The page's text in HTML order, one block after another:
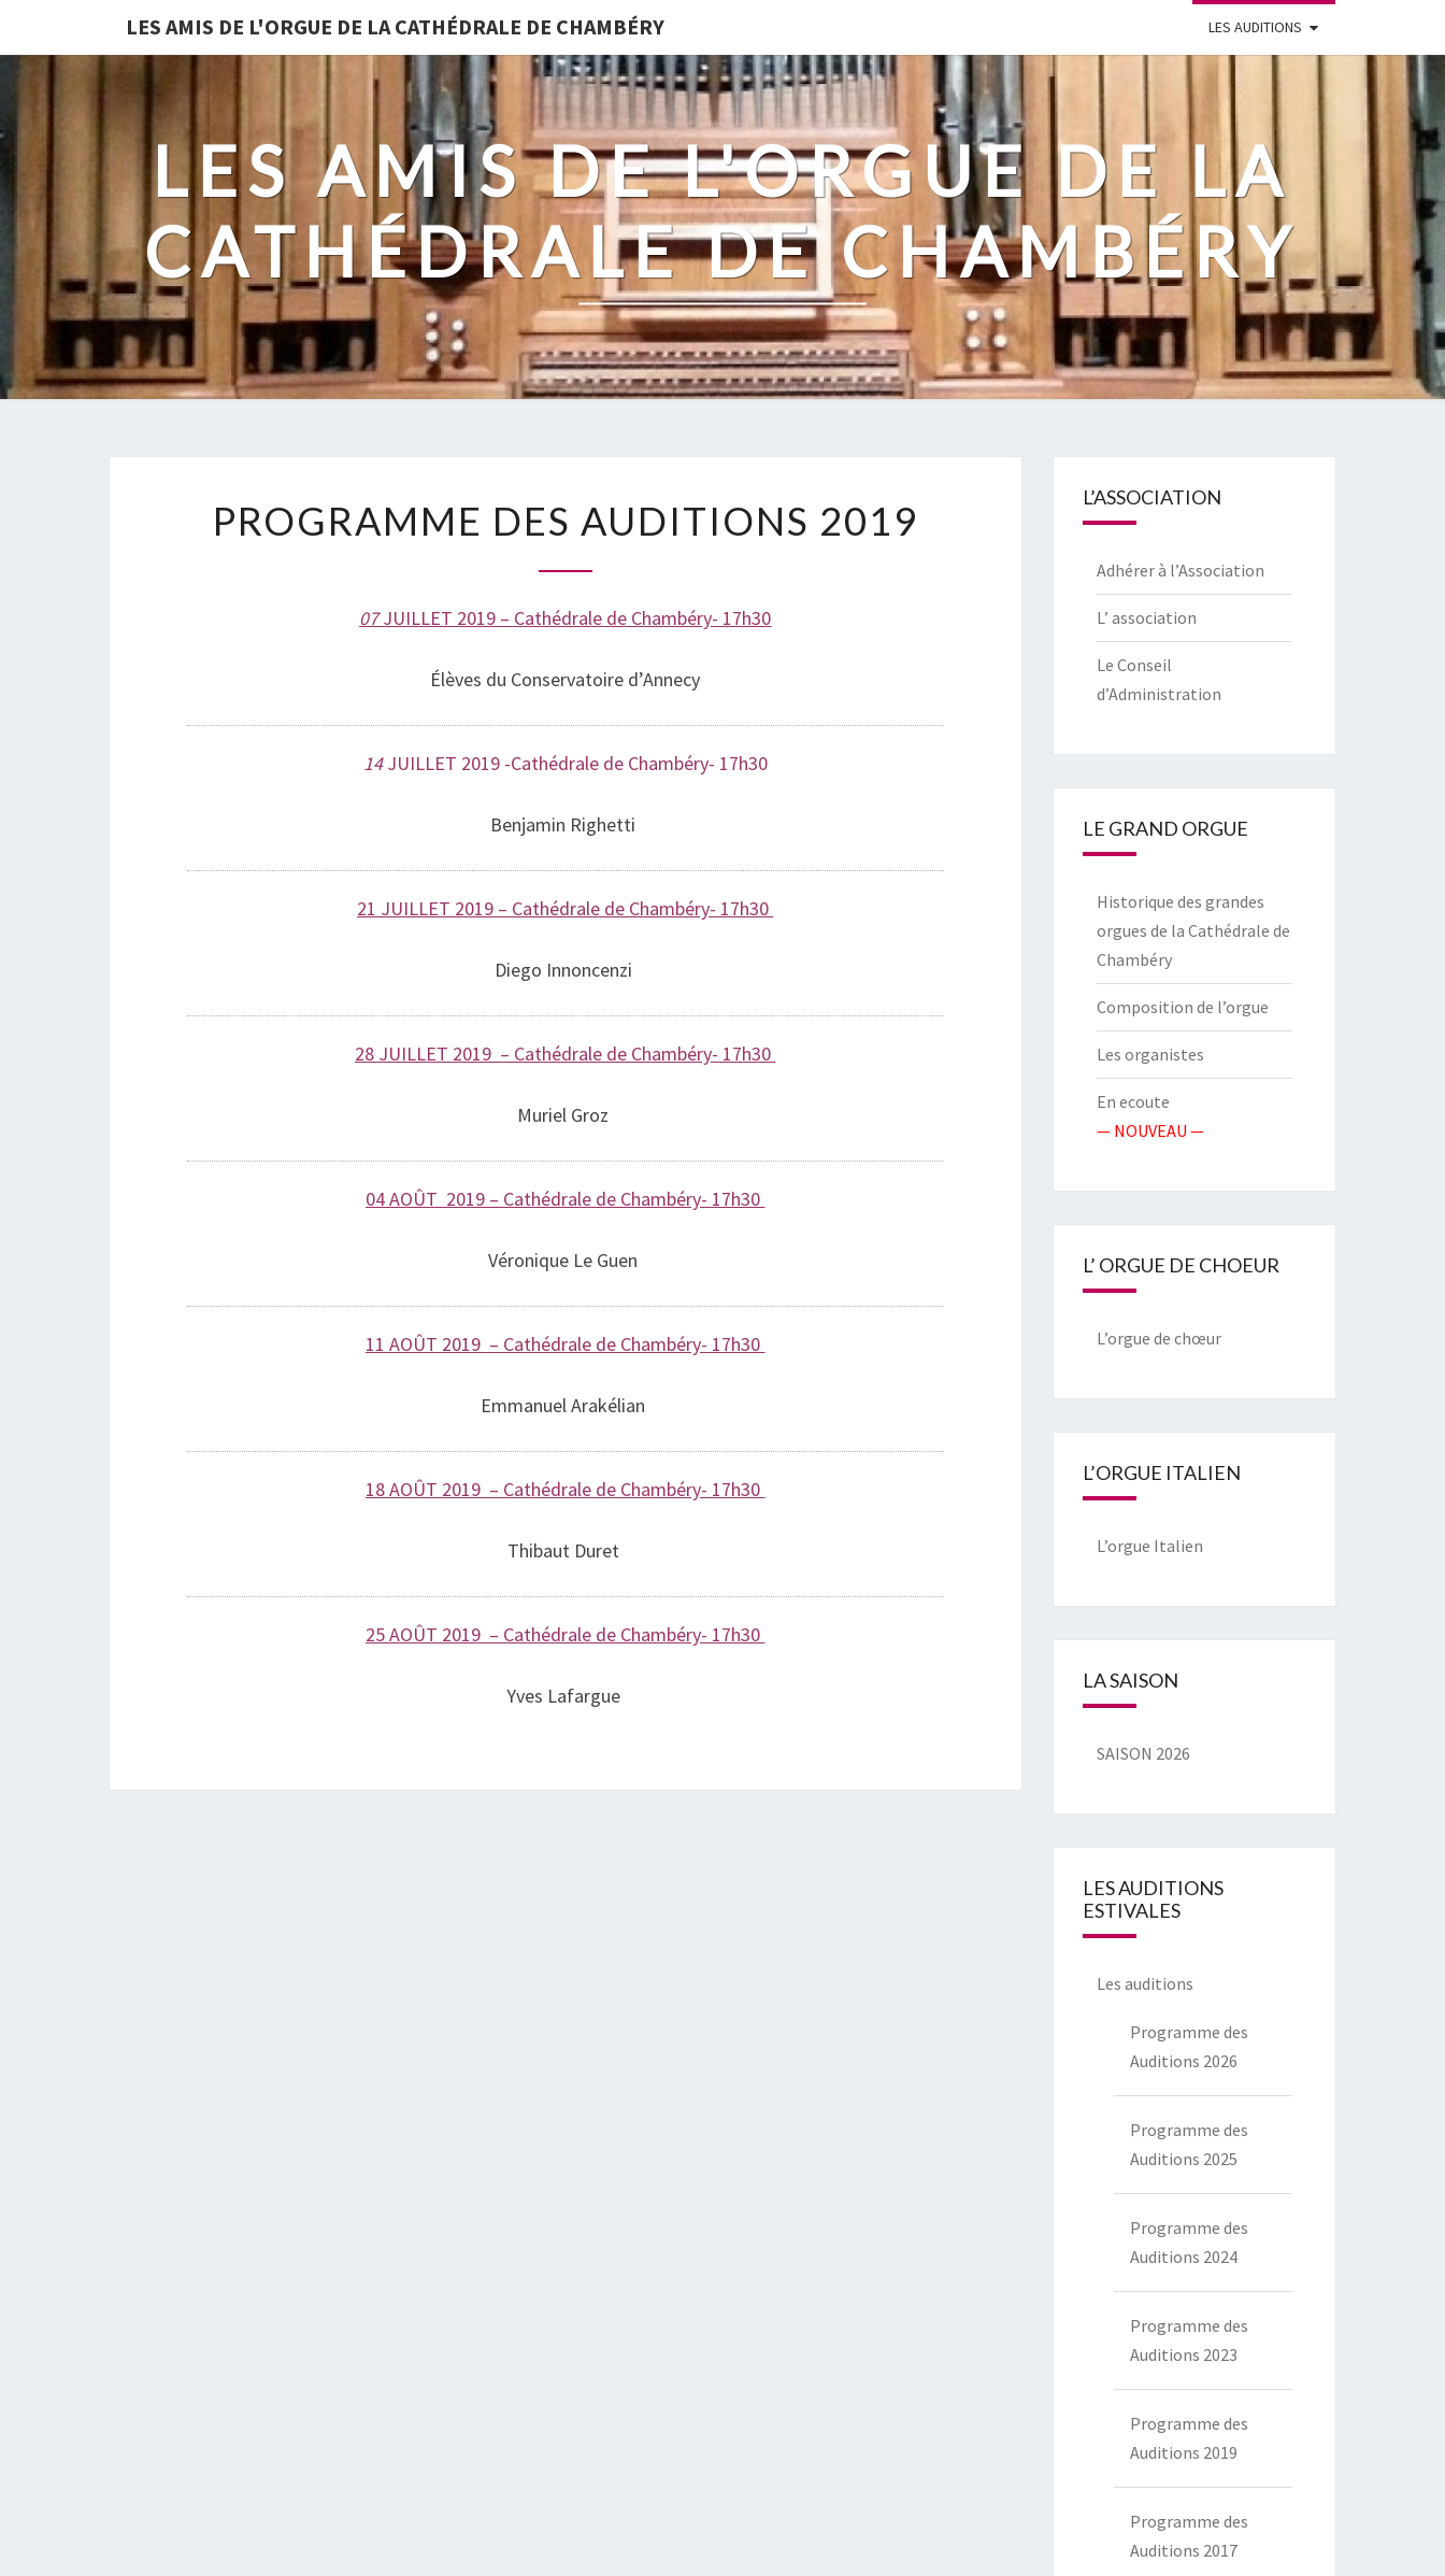
LES AMIS DE L'ORGUE DE LA CATHÉDRALE DE CHAMBÉRY LES AUDITIONS
LES AMIS DE L'ORGUE DE LA
CATHÉDRALE DE CHAMBÉRY
DES
PROGRAMME DES AUDITIONS 2019
07JUILLET 2019 – Cathédrale de Chambéry- 17h30
Élèves du Conservatoire d’Annecy
14JUILLET 2019 -Cathédrale de Chambéry- 17h30
Benjamin Righetti
21 JUILLET 2019 – Cathédrale de Chambéry- 17h30
Diego Innoncenzi
28 JUILLET 2019 – Cathédrale de Chambéry- 17h30
Muriel Groz
04 AOÛT 2019 – Cathédrale de Chambéry- 17h30
Véronique Le Guen
11 AOÛT 2019 – Cathédrale de Chambéry- 17h30
Emmanuel Arakélian
18 AOÛT 2019 – Cathédrale de Chambéry- 17h30
Thibaut Duret
25 AOÛT 2019 – Cathédrale de Chambéry- 17h30
Yves Lafargue
L’ASSOCIATION
Adhérer à l’Association
L’ association
Le Conseil
d’Administration
LE GRAND ORGUE
Historique des grandes
orgues de la Cathédrale de
Chambéry
Composition de l’orgue
Les organistes
En ecoute
— NOUVEAU —
L’ ORGUE DE CHOEUR
L’orgue de chœur
L’ORGUE ITALIEN
L’orgue Italien
LA SAISON
SAISON 2026
LES AUDITIONS
ESTIVALES
Les auditions
Programme des
Auditions 2026
Programme des
Auditions 2025
Programme des
Auditions 2024
Programme des
Auditions 2023
Programme des
Auditions 2019
Programme des
Auditions 2017